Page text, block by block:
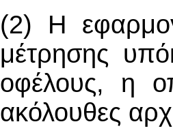
(2) Η
μέτρησης
οφέλους, η
ακόλουθες